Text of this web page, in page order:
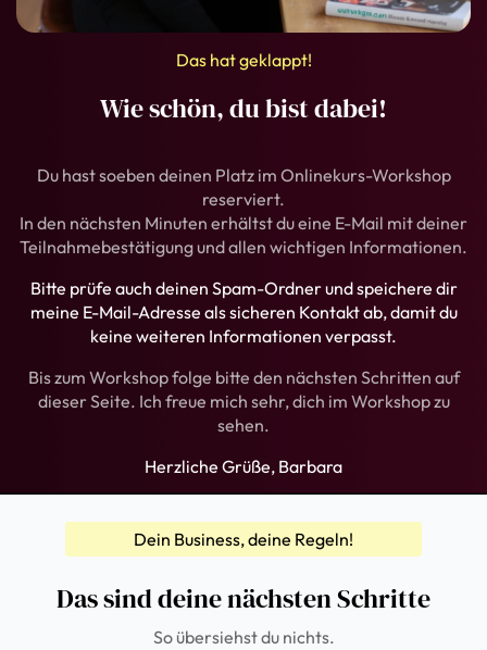
Das hat geklappt!
Wie schön, du bist dabei!
Du hast soeben deinen Platz im Onlinekurs-Workshop
reserviert.
In den nächsten Minuten erhältst du eine E-Mail mit deiner
Teilnahmebestätigung und allen wichtigen Informationen.
Bitte prüfe auch deinen Spam-Ordner und speichere dir
meine E-Mail-Adresse als sicheren Kontakt ab, damit du
keine weiteren Informationen verpasst.
Bis zum Workshop folge bitte den nächsten Schritten auf
dieser Seite. Ich freue mich sehr, dich im Workshop zu
sehen.
Herzliche Grüße, Barbara
Dein Business, deine Regeln!
Das sind deine nächsten Schritte
So übersiehst du nichts.